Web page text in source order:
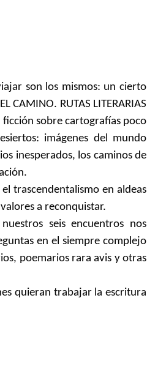
son los mismos: un cierto
RUTAS LITERARIAS
sobre cartografías poco
imágenes del mundo
inesperados, los caminos de
en aldeas
a reconquistar.
seis encuentros nos
en el siempre complejo
poemarios rara avis y otras
quieran trabajar la escritura